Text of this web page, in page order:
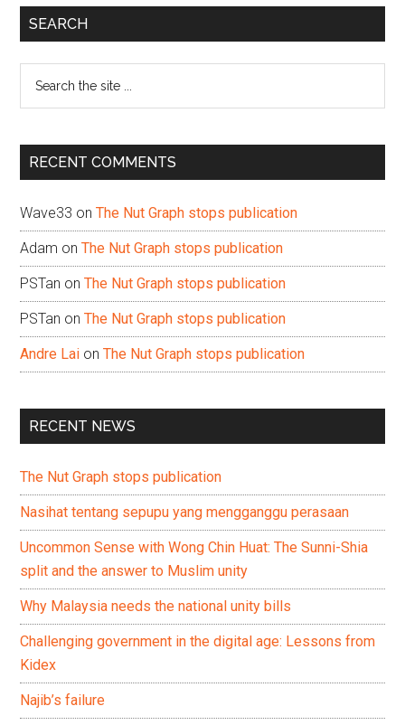
Primary
SEARCH
...
RECENT COMMENTS
Wave33 onThe Nut Graph stops publication
Adam onThe Nut Graph stops publication
PSTan onThe Nut Graph stops publication
PSTan onThe Nut Graph stops publication
Andre Lai onThe Nut Graph stops publication
RECENT NEWS
The Nut Graph stops publication
Nasihat tentang sepupu yang mengganggu perasaan
Uncommon Sense with Wong Chin Huat: The Sunni-Shia
split and the answer to Muslim unity
Why Malaysia needs the national unity bills
Challenging government in the digital age: Lessons from
Kidex
Najib’s failure